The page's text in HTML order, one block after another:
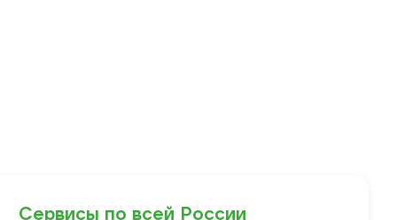
Сервисы по всей России